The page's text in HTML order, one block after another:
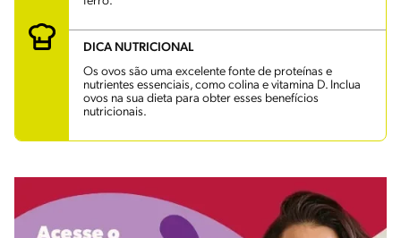
DICA NUTRICIONAL
Os ovos são uma excelente fonte de proteínas e
nutrientes essenciais, como colina e vitamina D. Inclua
ovos na sua dieta para obter esses benefícios
nutricionais.